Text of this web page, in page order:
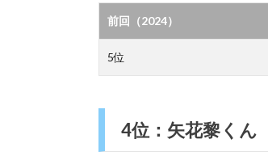
前回（2024）
5位
4位：矢花黎くん